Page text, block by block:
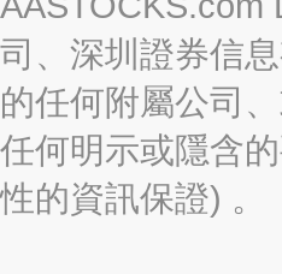
司、深圳證券信
的任何附屬公司
任何明示或隱含
性的資訊保證) 。